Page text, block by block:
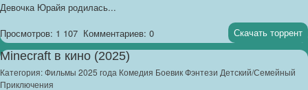
Девочка Юрайя родилась...
Просмотров: 1 107 Комментариев: 0 Скачать торрент
Minecraft в кино (2025)
Категория:Фильмы 2025 года Комедия Боевик Фэнтези Детский/Семейный
Приключения